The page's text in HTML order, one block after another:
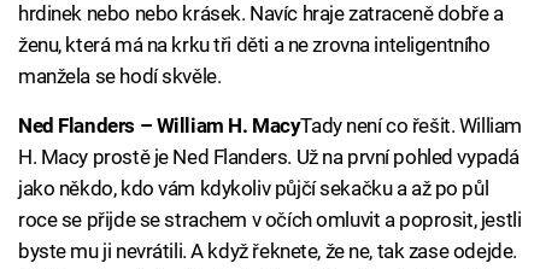
hrdinek nebo nebo krásek. Navíc hraje zatraceně dobře a
ženu, která má na krku tři děti a ne zrovna inteligentního
manžela se hodí skvěle.
Ned Flanders – William H. MacyTady není co řešit. William
H. Macy prostě je Ned Flanders. Už na první pohled vypadá
jako někdo, kdo vám kdykoliv půjčí sekačku a až po půl
roce se přijde se strachem v očích omluvit a poprosit, jestli
byste mu ji nevrátili. A když řeknete, že ne, tak zase odejde.